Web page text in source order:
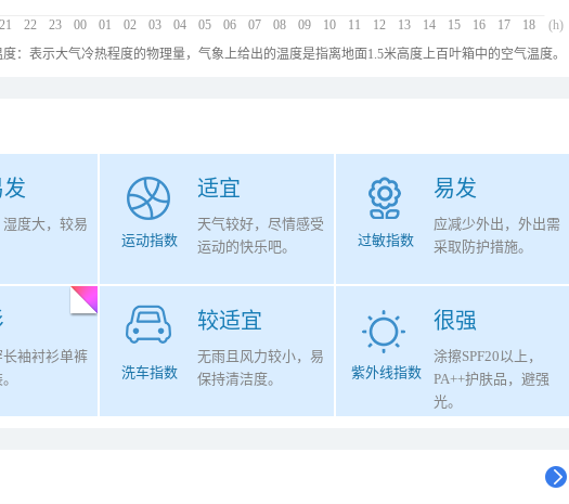
21 22 23 00 01 02 03 04 05 06 07 08 09 10 11 12 13 14 15 16 17 18 (h)
度：表示大气冷热程度的物理量，气象上给出的温度是指离地面1.5米高度上百叶箱中的空气温度。
湿度大，较易
适宜
运动指数
天气较好，尽情感受
运动的快乐吧。
易发
过敏指数
应减少外出，外出需
采取防护措施。
长袖衬衫单裤
较适宜
洗车指数
无雨且风力较小，易
保持清洁度。
很强
紫外线指数
涂擦SPF20以上，
PA++护肤品，避强
光。